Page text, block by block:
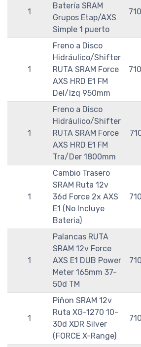
1
Batería SRAM
Grupos Etap/AXS
Simple 1 puerto
1
Freno a Disco
Hidráulico/Shifter
RUTA SRAM Force
AXS HRD E1 FM
Del/Izq 950mm
1
Freno a Disco
Hidráulico/Shifter
RUTA SRAM Force
AXS HRD E1 FM
Tra/Der 1800mm
1
Cambio Trasero
SRAM Ruta 12v
36d Force 2x AXS
E1 (No Incluye
Bateria)
1
Palancas RUTA
SRAM 12v Force
AXS E1 DUB Power
Meter 165mm 37-
50d TM
1
Piñon SRAM 12v
Ruta XG-1270 10-
30d XDR Silver
(FORCE X-Range)